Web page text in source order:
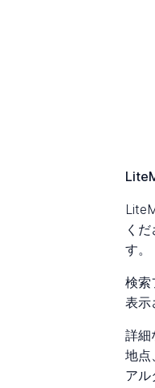
く
す。
検索
表示
詳細
地点
アル